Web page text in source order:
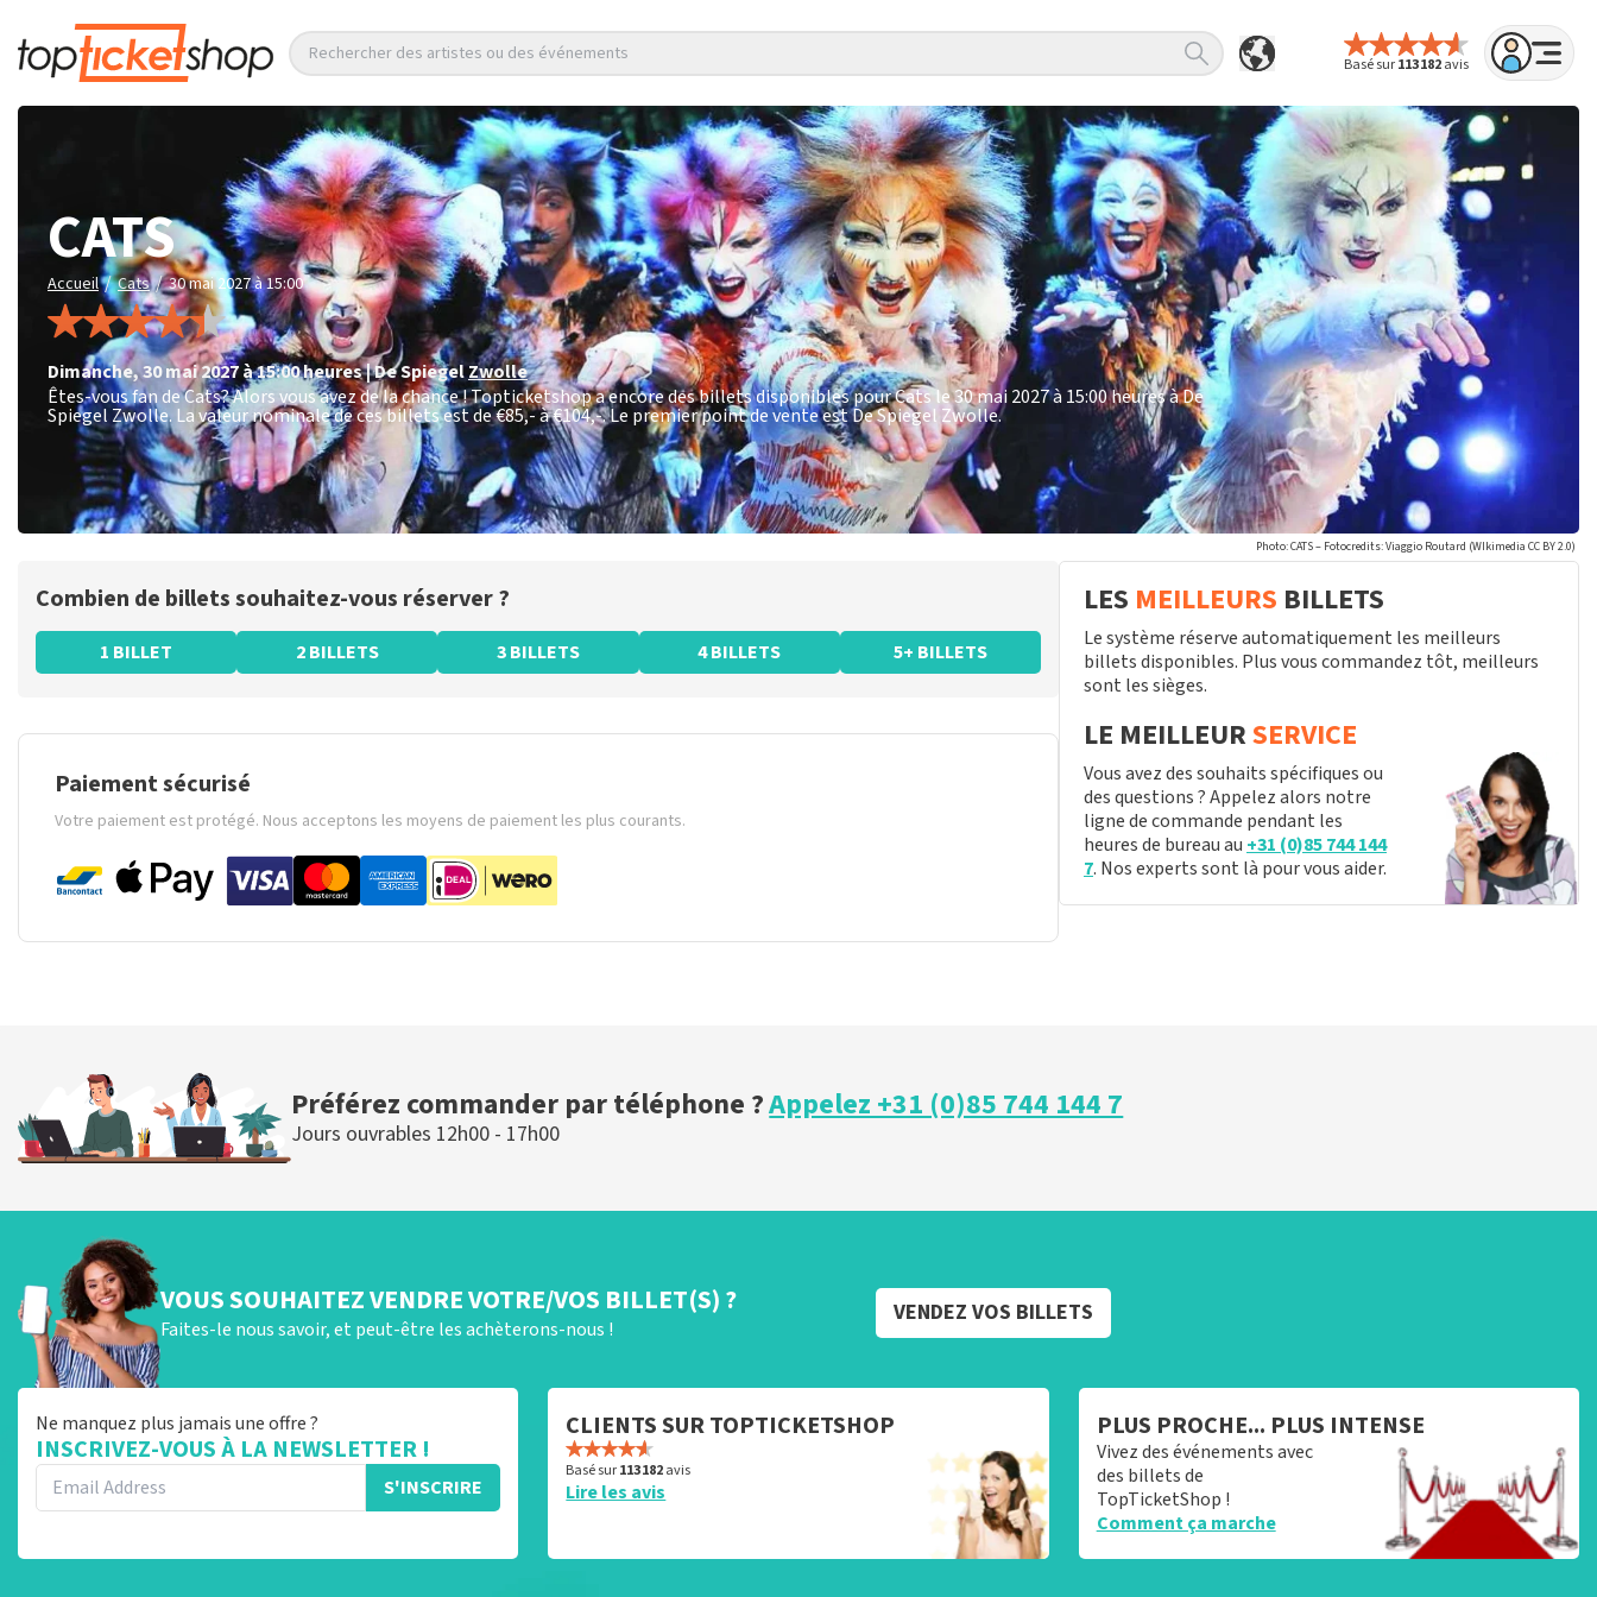
Basé sur113 182avis
Rechercher des artistes ou des événements
CATS
Accueil / Cats / 30 mai 2027 à 15:00
dimanche,30 mai 2027 à 15:00heures|De SpiegelZwolle
Êtes-vous fan de Cats? Alors vous avez de la chance ! Topticketshop a encore des billets disponibles pour Cats le 30 mai 2027 à 15:00 heures à De
Spiegel Zwolle. La valeur nominale de ces billets est de€85,- à €104,-. Le premier point de vente est De Spiegel Zwolle.
Photo: CATS – Fotocredits: Viaggio Routard (WIkimedia CC BY 2.0)
Combien de billets souhaitez-vous réserver ?
1 BILLET 2 BILLETS 3 BILLETS 4 BILLETS 5+ BILLETS
Paiement sécurisé
Votre paiement est protégé. Nous acceptons les moyens de paiement les plus courants.
LES MEILLEURS BILLETS
Le système réserve automatiquement les meilleurs
billets disponibles. Plus vous commandez tôt, meilleurs
sont les sièges.
LE MEILLEURSERVICE
Vous avez des souhaits spécifiques ou
des questions ? Appelez alors notre
ligne de commande pendant les
heures de bureau au +31 (0)85 744 144
7. Nos experts sont là pour vous aider.
Préférez commander par téléphone ?Appelez +31 (0)85 744 144 7
Jours ouvrables 12h00 - 17h00
VOUS SOUHAITEZ VENDRE VOTRE/VOS BILLET(S) ?
Faites-le nous savoir, et peut-être les achèterons-nous !
VENDEZ VOS BILLETS
Ne manquez plus jamais une offre ?
INSCRIVEZ-VOUS À LA NEWSLETTER !
S'INSCRIRE
CLIENTS SUR TOPTICKETSHOP
Basé sur113 182avis
Lire les avis
PLUS PROCHE... PLUS INTENSE
Vivez des événements avec
des billets de
TopTicketShop !
Comment ça marche